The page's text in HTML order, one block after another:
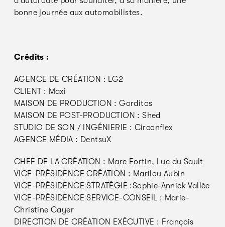
bonne journée aux automobilistes.
Crédits :
AGENCE DE CRÉATION : LG2
CLIENT : Maxi
MAISON DE PRODUCTION : Gorditos
MAISON DE POST-PRODUCTION : Shed
STUDIO DE SON / INGÉNIERIE : Circonflex
AGENCE MÉDIA : DentsuX
CHEF DE LA CRÉATION : Marc Fortin, Luc du Sault
VICE-PRÉSIDENCE CRÉATION : Marilou Aubin
VICE-PRÉSIDENCE STRATÉGIE :Sophie-Annick Vallée
VICE-PRÉSIDENCE SERVICE-CONSEIL : Marie-
Christine Cayer
DIRECTION DE CRÉATION EXÉCUTIVE : François